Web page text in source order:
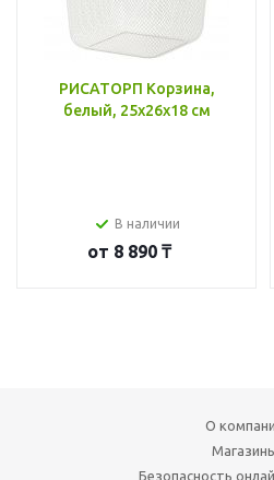
РИСАТОРП Корзина,
белый, 25x26x18 см
В наличии
от 8 890 ₸
О
Безопасность